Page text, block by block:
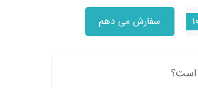
سفارش می دهم
است؟